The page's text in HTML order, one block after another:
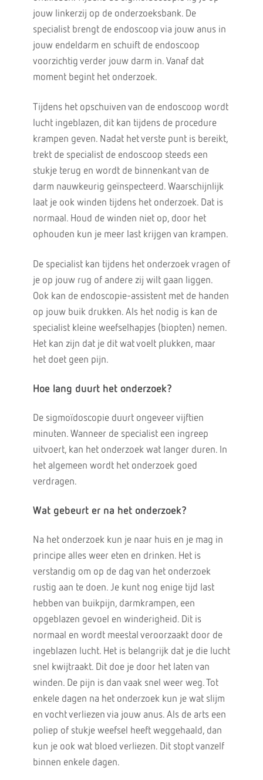
jouw linkerzij op de onderzoeksbank. De
specialist brengt de endoscoop via jouw anus in
jouw endeldarm en schuift de endoscoop
voorzichtig verder jouw darm in. Vanaf dat
moment begint het onderzoek.
Tijdens het opschuiven van de endoscoop wordt
lucht ingeblazen, dit kan tijdens de procedure
krampen geven. Nadat het verste punt is bereikt,
trekt de specialist de endoscoop steeds een
stukje terug en wordt de binnenkant van de
darm nauwkeurig geïnspecteerd. Waarschijnlijk
laat je ook winden tijdens het onderzoek. Dat is
normaal. Houd de winden niet op, door het
ophouden kun je meer last krijgen van krampen.
De specialist kan tijdens het onderzoek vragen of
je op jouw rug of andere zij wilt gaan liggen.
Ook kan de endoscopie-assistent met de handen
op jouw buik drukken. Als het nodig is kan de
specialist kleine weefselhapjes (biopten) nemen.
Het kan zijn dat je dit wat voelt plukken, maar
het doet geen pijn.
Hoe lang duurt het onderzoek?
De sigmoïdoscopie duurt ongeveer vijftien
minuten. Wanneer de specialist een ingreep
uitvoert, kan het onderzoek wat langer duren. In
het algemeen wordt het onderzoek goed
verdragen.
Wat gebeurt er na het onderzoek?
Na het onderzoek kun je naar huis en je mag in
principe alles weer eten en drinken. Het is
verstandig om op de dag van het onderzoek
rustig aan te doen. Je kunt nog enige tijd last
hebben van buikpijn, darmkrampen, een
opgeblazen gevoel en winderigheid. Dit is
normaal en wordt meestal veroorzaakt door de
ingeblazen lucht. Het is belangrijk dat je die lucht
snel kwijtraakt. Dit doe je door het laten van
winden. De pijn is dan vaak snel weer weg. Tot
enkele dagen na het onderzoek kun je wat slijm
en vocht verliezen via jouw anus. Als de arts een
poliep of stukje weefsel heeft weggehaald, dan
kun je ook wat bloed verliezen. Dit stopt vanzelf
binnen enkele dagen.